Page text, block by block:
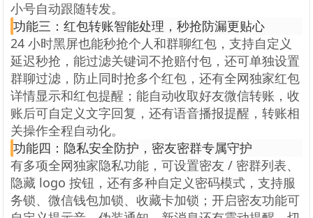
小号自动跟随转发。
功能三：红包转账智能处理，秒抢防漏更贴心
24 小时黑屏也能秒抢个人和群聊红包，支持自定义
延迟秒抢，能过滤关键词不抢赔付包，还可单独设置
群聊过滤，防止同时抢多个红包，还有全网独家红包
详情显示和红包提醒；能自动收取好友微信转账，收
账后可自定义文字回复，还有语音播报提醒，转账相
关操作全程自动化。
功能四：隐私安全防护，密友密群专属守护
有多项全网独家隐私功能，可设置密友 / 密群列表、
隐藏 logo 按钮，还有多种自定义密码模式，支持服
务锁、微信钱包加锁、收藏卡加锁；开启密友功能可